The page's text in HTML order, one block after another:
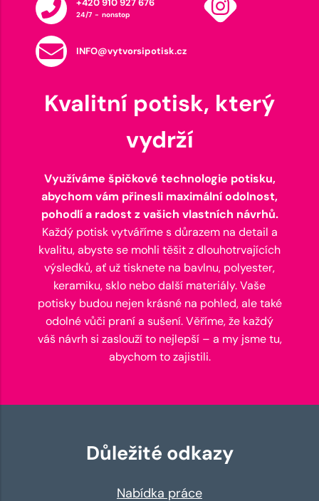
24/7 - nonstop
INFO@vytvorsipotisk.cz
Kvalitní potisk, který
vydrží
Využíváme špičkové technologie potisku,
abychom vám přinesli maximální odolnost,
pohodlí a radost z vašich vlastních návrhů.
Každý potisk vytváříme s důrazem na detail a
kvalitu, abyste se mohli těšit z dlouhotrvajících
výsledků, ať už tisknete na bavlnu, polyester,
keramiku, sklo nebo další materiály. Vaše
potisky budou nejen krásné na pohled, ale také
odolné vůči praní a sušení. Věříme, že každý
váš návrh si zaslouží to nejlepší – a my jsme tu,
abychom to zajistili.
Důležité odkazy
Nabídka práce